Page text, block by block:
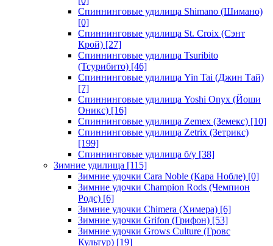
Спиннинговые удилища Shimano (Шимано)
[0]
Спиннинговые удилища St. Croix (Сэнт
Крой) [27]
Спиннинговые удилища Tsuribito
(Тсурибито) [46]
Спиннинговые удилища Yin Tai (Джин Тай)
[7]
Спиннинговые удилища Yoshi Onyx (Йоши
Оникс) [16]
Спиннинговые удилища Zemex (Земекс) [10]
Спиннинговые удилища Zetrix (Зетрикс)
[199]
Спиннинговые удилища б/у [38]
Зимние удилища [115]
Зимние удочки Cara Noble (Кара Нобле) [0]
Зимние удочки Champion Rods (Чемпион
Родс) [6]
Зимние удочки Chimera (Химера) [6]
Зимние удочки Grifon (Грифон) [53]
Зимние удочки Grows Culture (Гровс
Культур) [19]